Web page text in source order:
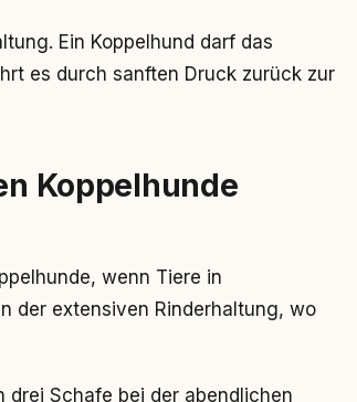
Ein Koppelhund darf das
es durch sanften Druck zurück zur
Koppelhunde
wenn Tiere in
der extensiven Rinderhaltung, wo
drei Schafe bei der abendlichen